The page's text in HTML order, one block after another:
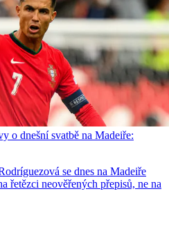
o dnešní svatbě na Madeiře:
se dnes na Madeiře
řetězci neověřených přepisů, ne na